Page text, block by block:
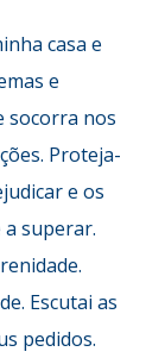
casa e
e
socorra nos
Proteja-
e os
superar.
Escutai as
pedidos.